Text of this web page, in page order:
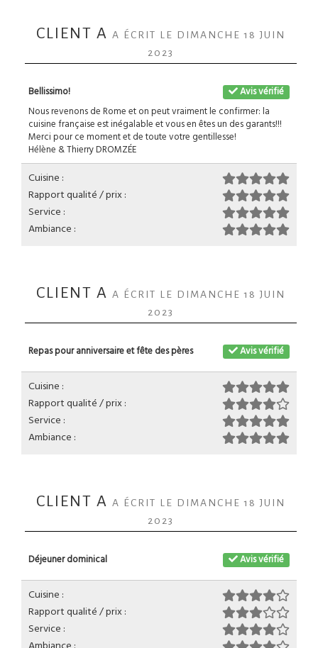
CLIENT A A ÉCRIT LE DIMANCHE 18 JUIN
2023
Avis vérifié
Bellissimo!
Nous revenons de Rome et on peut vraiment le confirmer: la
cuisine française est inégalable et vous en êtes un des garants!!!
Merci pour ce moment et de toute votre gentillesse!
Hélène & Thierry DROMZÉE
Cuisine :
Rapport qualité / prix :
Service :
Ambiance :
CLIENT A A ÉCRIT LE DIMANCHE 18 JUIN
2023
Avis vérifié
Repas pour anniversaire et fête des pères
Cuisine :
Rapport qualité / prix :
Service :
Ambiance :
CLIENT A A ÉCRIT LE DIMANCHE 18 JUIN
2023
Avis vérifié
Déjeuner dominical
Cuisine :
Rapport qualité / prix :
Service :